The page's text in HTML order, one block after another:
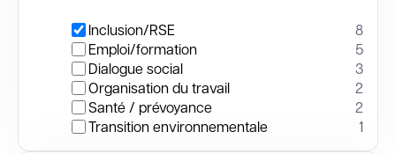
Inclusion/RSE
8
Emploi/formation
5
Dialogue social
3
Organisation du travail
2
Santé / prévoyance
2
Transition environnementale
1